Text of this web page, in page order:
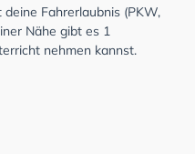
Fahrerlaubnis (PKW,
Nähe gibt es 1
nehmen kannst.